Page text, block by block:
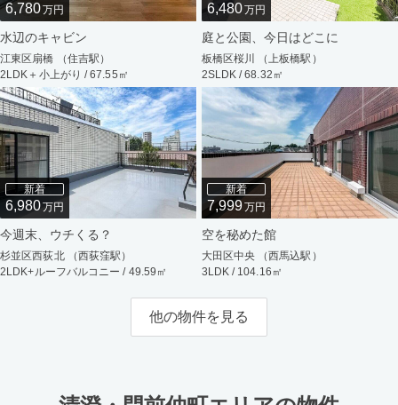
6,780万円
水辺のキャビン
江東区扇橋 （住吉駅）
2LDK＋小上がり / 67.55㎡
6,480万円
庭と公園、今日はどこに
板橋区桜川 （上板橋駅）
2SLDK / 68.32㎡
新着
6,980万円
今週末、ウチくる？
杉並区西荻北 （西荻窪駅）
2LDK+ルーフバルコニー / 49.59㎡
新着
7,999万円
空を秘めた館
大田区中央 （西馬込駅）
3LDK / 104.16㎡
他の物件を見る